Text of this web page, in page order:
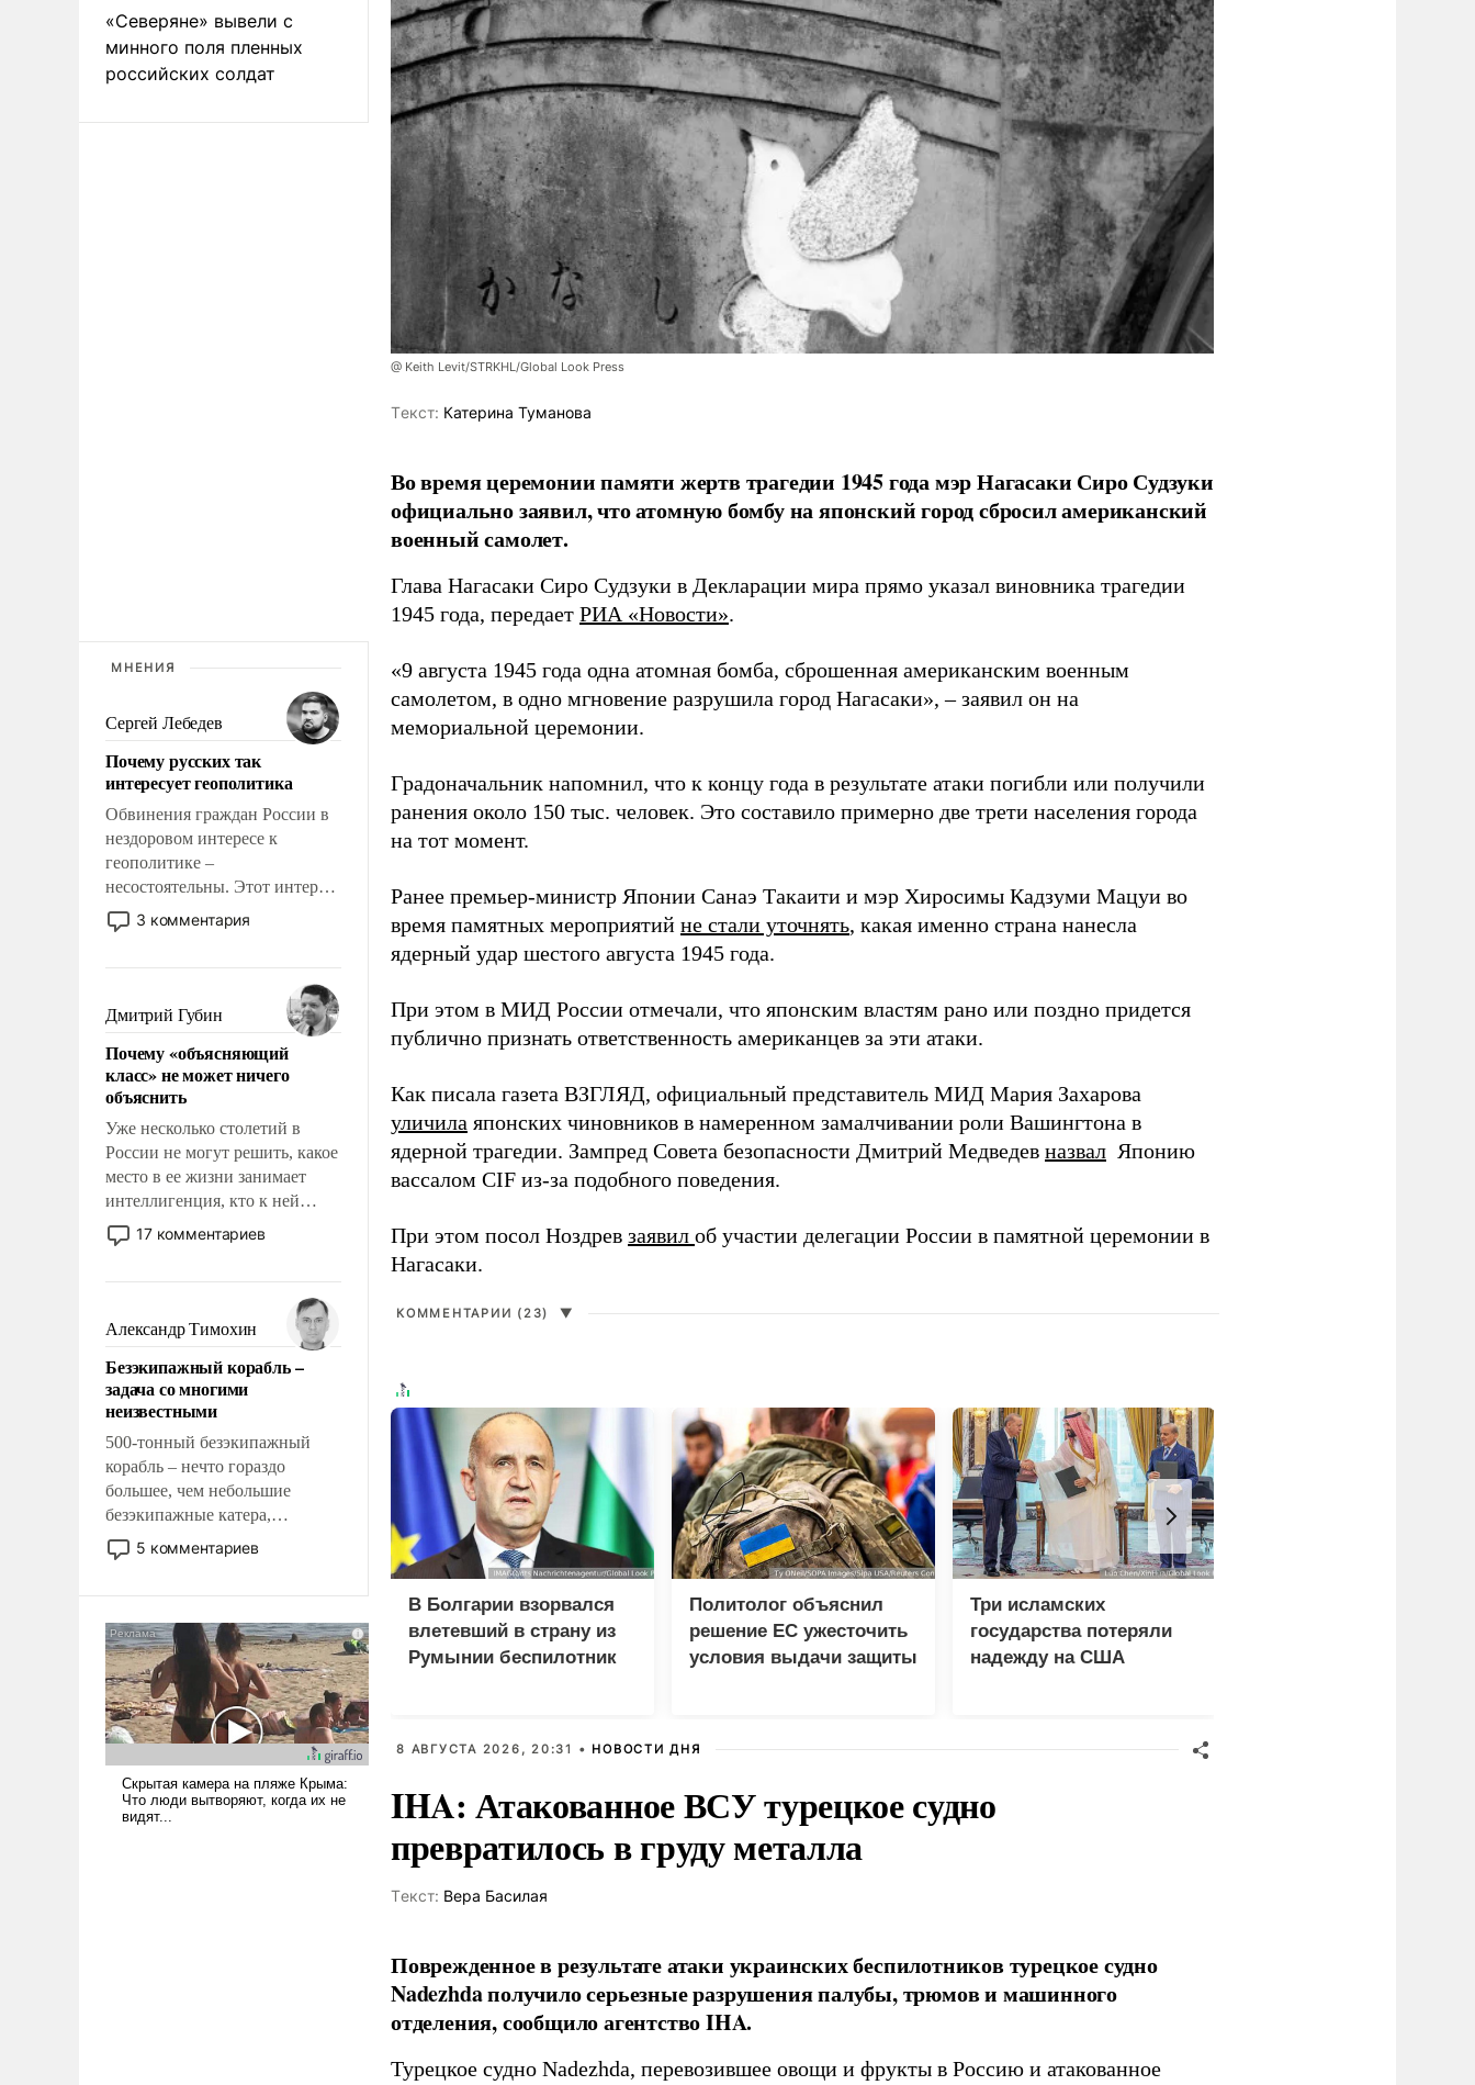
«Северяне» вывели с
минного поля пленных
российских солдат
МНЕНИЯ
Сергей Лебедев
Почему русских так
интересует геополитика
Обвинения граждан России в
нездоровом интересе к
геополитике –
несостоятельны. Этот интерес
рационален и прагматичен. Он
обусловлен тысячелетним
фундаментальным знанием,
что мировая политика имеет
свойство заявляться на порог
нашего дома.
3 комментария
Дмитрий Губин
Почему «объясняющий
класс» не может ничего
объяснить
Уже несколько столетий в
России не могут решить, какое
место в ее жизни занимает
интеллигенция, кто к ней
принадлежит, а кого из нее
исключили с правом
чем она отличается от просто
образованных людей. Иногда
казалось, что эти вопросы
решены раз и навсегда, но –
нет, не решены.
17 комментариев
Александр Тимохин
Безэкипажный корабль –
задача со многими
неизвестными
500-тонный безэкипажный
корабль – нечто гораздо
большее, чем небольшие
безэкипажные катера,
применение которых уже
стало обыденностью. Задача по
и ее реализация радикально
поднимет наши боевые
возможности.
5 комментариев
@ Keith Levit/STRKHL/Global Look Press
Tекст: Катерина Туманова
Во время церемонии памяти жертв трагедии 1945 года мэр Нагасаки Сиро Судзуки
официально заявил, что атомную бомбу на японский город сбросил американский
военный самолет.
Глава Нагасаки Сиро Судзуки в Декларации мира прямо указал виновника трагедии
1945 года, передает РИА «Новости».
«9 августа 1945 года одна атомная бомба, сброшенная американским военным
самолетом, в одно мгновение разрушила город Нагасаки», – заявил он на
мемориальной церемонии.
Градоначальник напомнил, что к концу года в результате атаки погибли или получили
ранения около 150 тыс. человек. Это составило примерно две трети населения города
на тот момент.
Ранее премьер-министр Японии Санаэ Такаити и мэр Хиросимы Кадзуми Мацуи во
время памятных мероприятий не стали уточнять, какая именно страна нанесла
ядерный удар шестого августа 1945 года.
При этом в МИД России отмечали, что японским властям рано или поздно придется
публично признать ответственность американцев за эти атаки.
Как писала газета ВЗГЛЯД, официальный представитель МИД Мария Захарова
уличила японских чиновников в намеренном замалчивании роли Вашингтона в
ядерной трагедии. Зампред Совета безопасности Дмитрий Медведев назвал Японию
вассалом CIF из-за подобного поведения.
При этом посол Ноздрев заявил об участии делегации России в памятной церемонии в
Нагасаки.
КОММЕНТАРИИ (23) ▼
В Болгарии взорвался
влетевший в страну из
Румынии беспилотник
Политолог объяснил
решение ЕС ужесточить
условия выдачи защиты
Три исламских
государства потеряли
надежду на США
8 АВГУСТА 2026, 20:31 • НОВОСТИ ДНЯ
IHA: Атакованное ВСУ турецкое судно
превратилось в груду металла
Tекст: Вера Басилая
Поврежденное в результате атаки украинских беспилотников турецкое судно
Nadezhda получило серьезные разрушения палубы, трюмов и машинного
отделения, сообщило агентство IHA.
Турецкое судно Nadezhda, перевозившее овощи и фрукты в Россию и атакованное